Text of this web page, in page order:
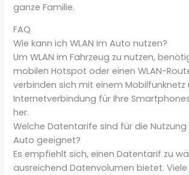
ganze Familie.
FAQ
Wie kann ich WLAN im Auto nutzen?
Um WLAN im Fahrzeug zu nutzen,
mobilen Hotspot oder einen WLAN-
verbinden sich mit einem Mobilfunknetz
Internetverbindung für Ihre
her.
Welche Datentarife sind für die Nutzung
Auto geeignet?
Es empfiehlt sich, einen Datentarif zu
ausreichend Datenvolumen bietet.